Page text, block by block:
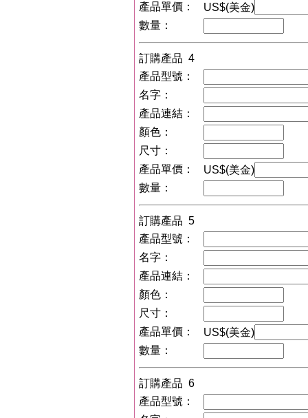
產品單價：
US$(美金)
數量：
訂購產品 4
產品型號：
名字：
產品連結：
顏色：
尺寸：
產品單價：
US$(美金)
數量：
訂購產品 5
產品型號：
名字：
產品連結：
顏色：
尺寸：
產品單價：
US$(美金)
數量：
訂購產品 6
產品型號：